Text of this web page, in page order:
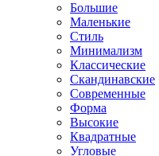
Большие
Маленькие
Стиль
Минимализм
Классические
Скандинавские
Современные
Форма
Высокие
Квадратные
Угловые